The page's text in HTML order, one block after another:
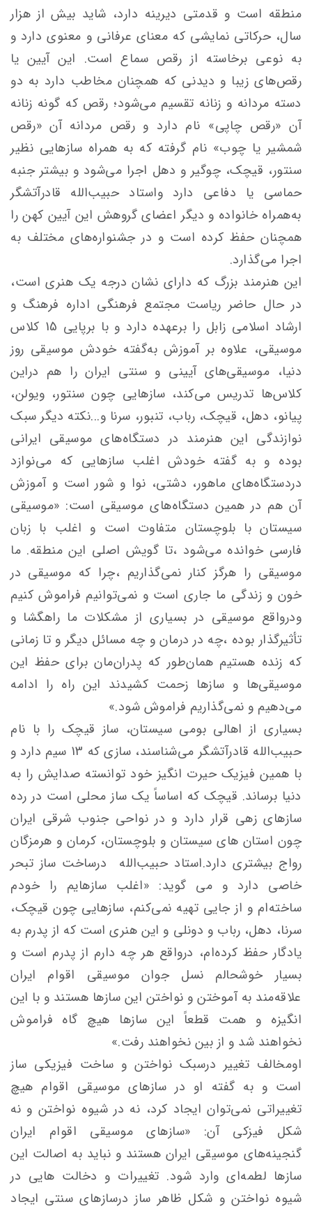
منطقه است و قدمتی دیرینه دارد، شاید بیش از هزار
سال، حرکاتی نمایشی که معنای عرفانی و معنوی دارد و
به نوعی برخاسته از رقص سماع است. این آیین یا
رقص‌های زیبا و دیدنی که همچنان مخاطب دارد به دو
دسته مردانه و زنانه تقسیم می‌شود؛ رقص که گونه زنانه
آن «رقص چاپی» نام دارد و رقص مردانه آن «رقص
شمشیر یا چوب» نام گرفته که به همراه سازهایی نظیر
سنتور، قیچک، چوگیر و دهل اجرا می‌شود و بیشتر جنبه
حماسی یا دفاعی دارد واستاد حبیب‌الله قادرآتشگر
به‌همراه خانواده و دیگر اعضای گروهش این آیین کهن را
همچنان حفظ کرده است و در جشنواره‌های مختلف به
اجرا می‌گذارد.
این هنرمند بزرگ که دارای نشان درجه یک هنری است،
در حال حاضر ریاست مجتمع فرهنگی اداره فرهنگ و
ارشاد اسلامی زابل را برعهده دارد و با برپایی 15 کلاس
موسیقی، علاوه بر آموزش به‌گفته خودش موسیقی روز
دنیا، موسیقی‌های آیینی و سنتی ایران را هم دراین
کلاس‌ها تدریس می‌کند، سازهایی چون سنتور، ویولن،
پیانو، دهل، قیچک، رباب، تنبور، سرنا و...نکته دیگر سبک
نوازندگی این هنرمند در دستگاه‌های موسیقی ایرانی
بوده و به گفته خودش اغلب سازهایی که می‌نوازد
دردستگاه‌های ماهور، دشتی، نوا و شور است و آموزش
آن هم در همین دستگاه‌های موسیقی است: «موسیقی
سیستان با بلوچستان متفاوت است و اغلب با زبان
فارسی خوانده می‌شود ،تا گویش اصلی این منطقه. ما
موسیقی را هرگز کنار نمی‌گذاریم ،چرا که موسیقی در
خون و زندگی ما جاری است و نمی‌توانیم فراموش کنیم
ودرواقع موسیقی در بسیاری از مشکلات ما راهگشا و
تأثیرگذار بوده ،چه در درمان و چه مسائل دیگر و تا زمانی
که زنده هستیم همان‌طور که پدران‌مان برای حفظ این
موسیقی‌ها و سازها زحمت کشیدند این راه را ادامه
می‌دهیم و نمی‌گذاریم فراموش شود.»
بسیاری از اهالی بومی سیستان، ساز قیچک را با نام
حبیب‌الله قادرآتشگر می‌شناسند، سازی که 13 سیم دارد و
با همین فیزیک حیرت انگیز خود توانسته صدایش را به
دنیا برساند. قیچک که اساساً یک ساز محلی است در رده
سازهای زهی قرار دارد و در نواحی جنوب شرقی ایران
چون استان های سیستان و بلوچستان، کرمان و هرمزگان
رواج بیشتری دارد.استاد حبیب‌الله درساخت ساز تبحر
خاصی دارد و می گوید: «اغلب سازهایم را خودم
ساخته‌ام و از جایی تهیه نمی‌کنم، سازهایی چون قیچک،
سرنا، دهل، رباب و دونلی و این هنری است که از پدرم به
یادگار حفظ کرده‌ام، درواقع هر چه دارم از پدرم است و
بسیار خوشحالم نسل جوان موسیقی اقوام ایران
علاقه‌مند به آموختن و نواختن این سازها هستند و با این
انگیزه و همت قطعاً این سازها هیچ گاه فراموش
نخواهند شد و از بین نخواهند رفت.»
اومخالف تغییر درسبک نواختن و ساخت فیزیکی ساز
است و به گفته او در سازهای موسیقی اقوام هیچ
تغییراتی نمی‌توان ایجاد کرد، نه در شیوه نواختن و نه
شکل فیزکی آن: «سازهای موسیقی اقوام ایران
گنجینه‌های موسیقی ایران هستند و نباید به اصالت این
سازها لطمه‌ای وارد شود. تغییرات و دخالت هایی در
شیوه نواختن و شکل ظاهر ساز درسازهای سنتی ایجاد